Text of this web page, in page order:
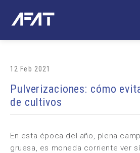
12 Feb 2021
Pulverizaciones: cómo
de cultivos
En esta época del año, plena
gruesa, es moneda corriente ver